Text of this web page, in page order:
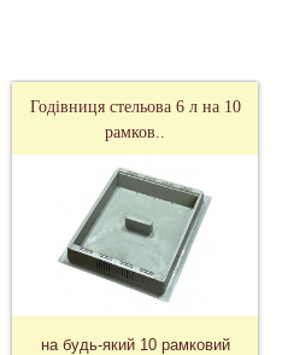
Годівниця стельова 6 л на 10
рамков..
на будь-який 10 рамковий